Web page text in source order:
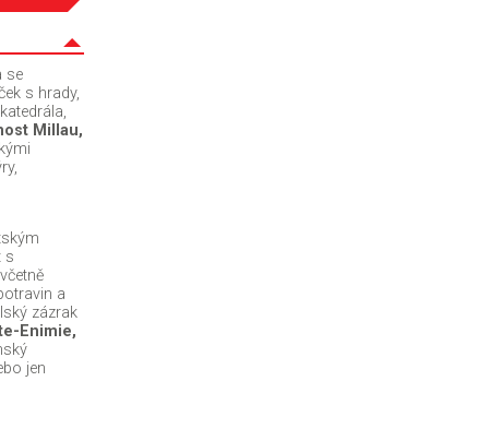
se
s hrady,
Millau,
s
a
zázrak
Enimie,
jen